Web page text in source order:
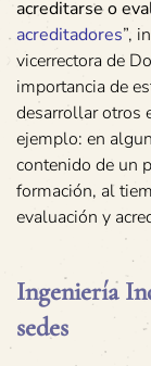
acreditarse o
acreditadores”,
vicerrectora de
importancia de
desarrollar otros
ejemplo: en
contenido de un
formación, al
evaluación y
Ingeniería
sedes